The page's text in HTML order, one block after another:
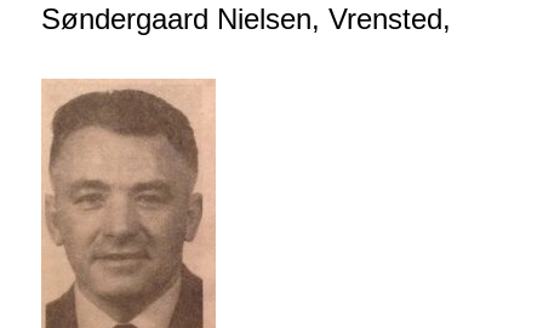
Søndergaard Nielsen, Vrensted,